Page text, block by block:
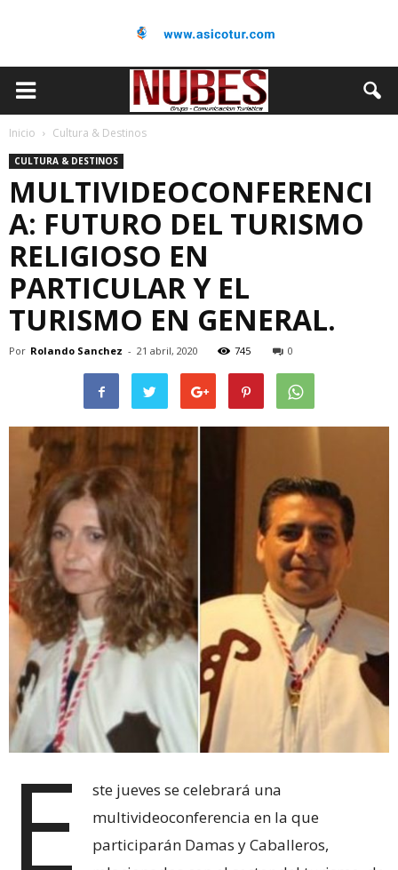
Inicio Cultura & Destinos
CULTURA & DESTINOS
MULTIVIDEOCONFERENCI
A: FUTURO DEL TURISMO
RELIGIOSO EN
PARTICULAR Y EL
TURISMO EN GENERAL.
Por Rolando Sanchez - 21 abril, 2020 745 0
E
ste jueves se celebrará una
multivideoconferencia en la que
participarán Damas y Caballeros,